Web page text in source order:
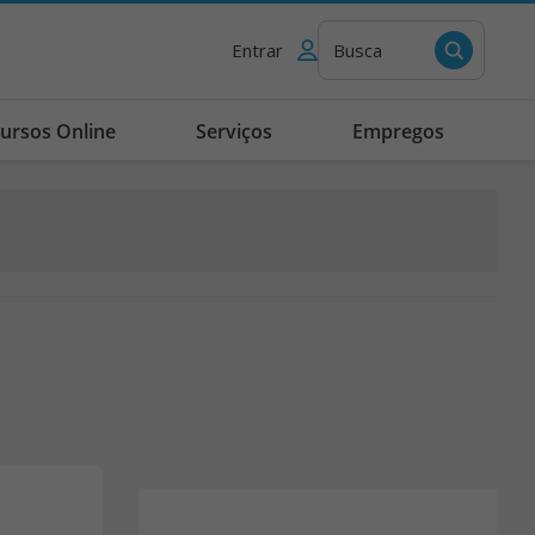
Entrar Busca
Online Serviços Empregos